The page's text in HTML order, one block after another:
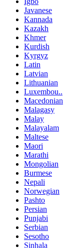
Javanese
Kannada
Kazakh
Khmer
Kurdish
Kyrgyz
Latin
Latvian
Lithuanian
Luxembou..
Macedonian
Malagasy
Malay
Malayalam
Maltese
Maori
Marathi
Mongolian
Burmese
Nepali
Norwegian
Pashto
Persian
Punjabi
Serbian
Sesotho
Sinhala